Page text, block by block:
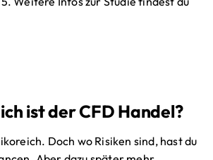
ist der CFD Handel?
Doch wo Risiken sind, hast du